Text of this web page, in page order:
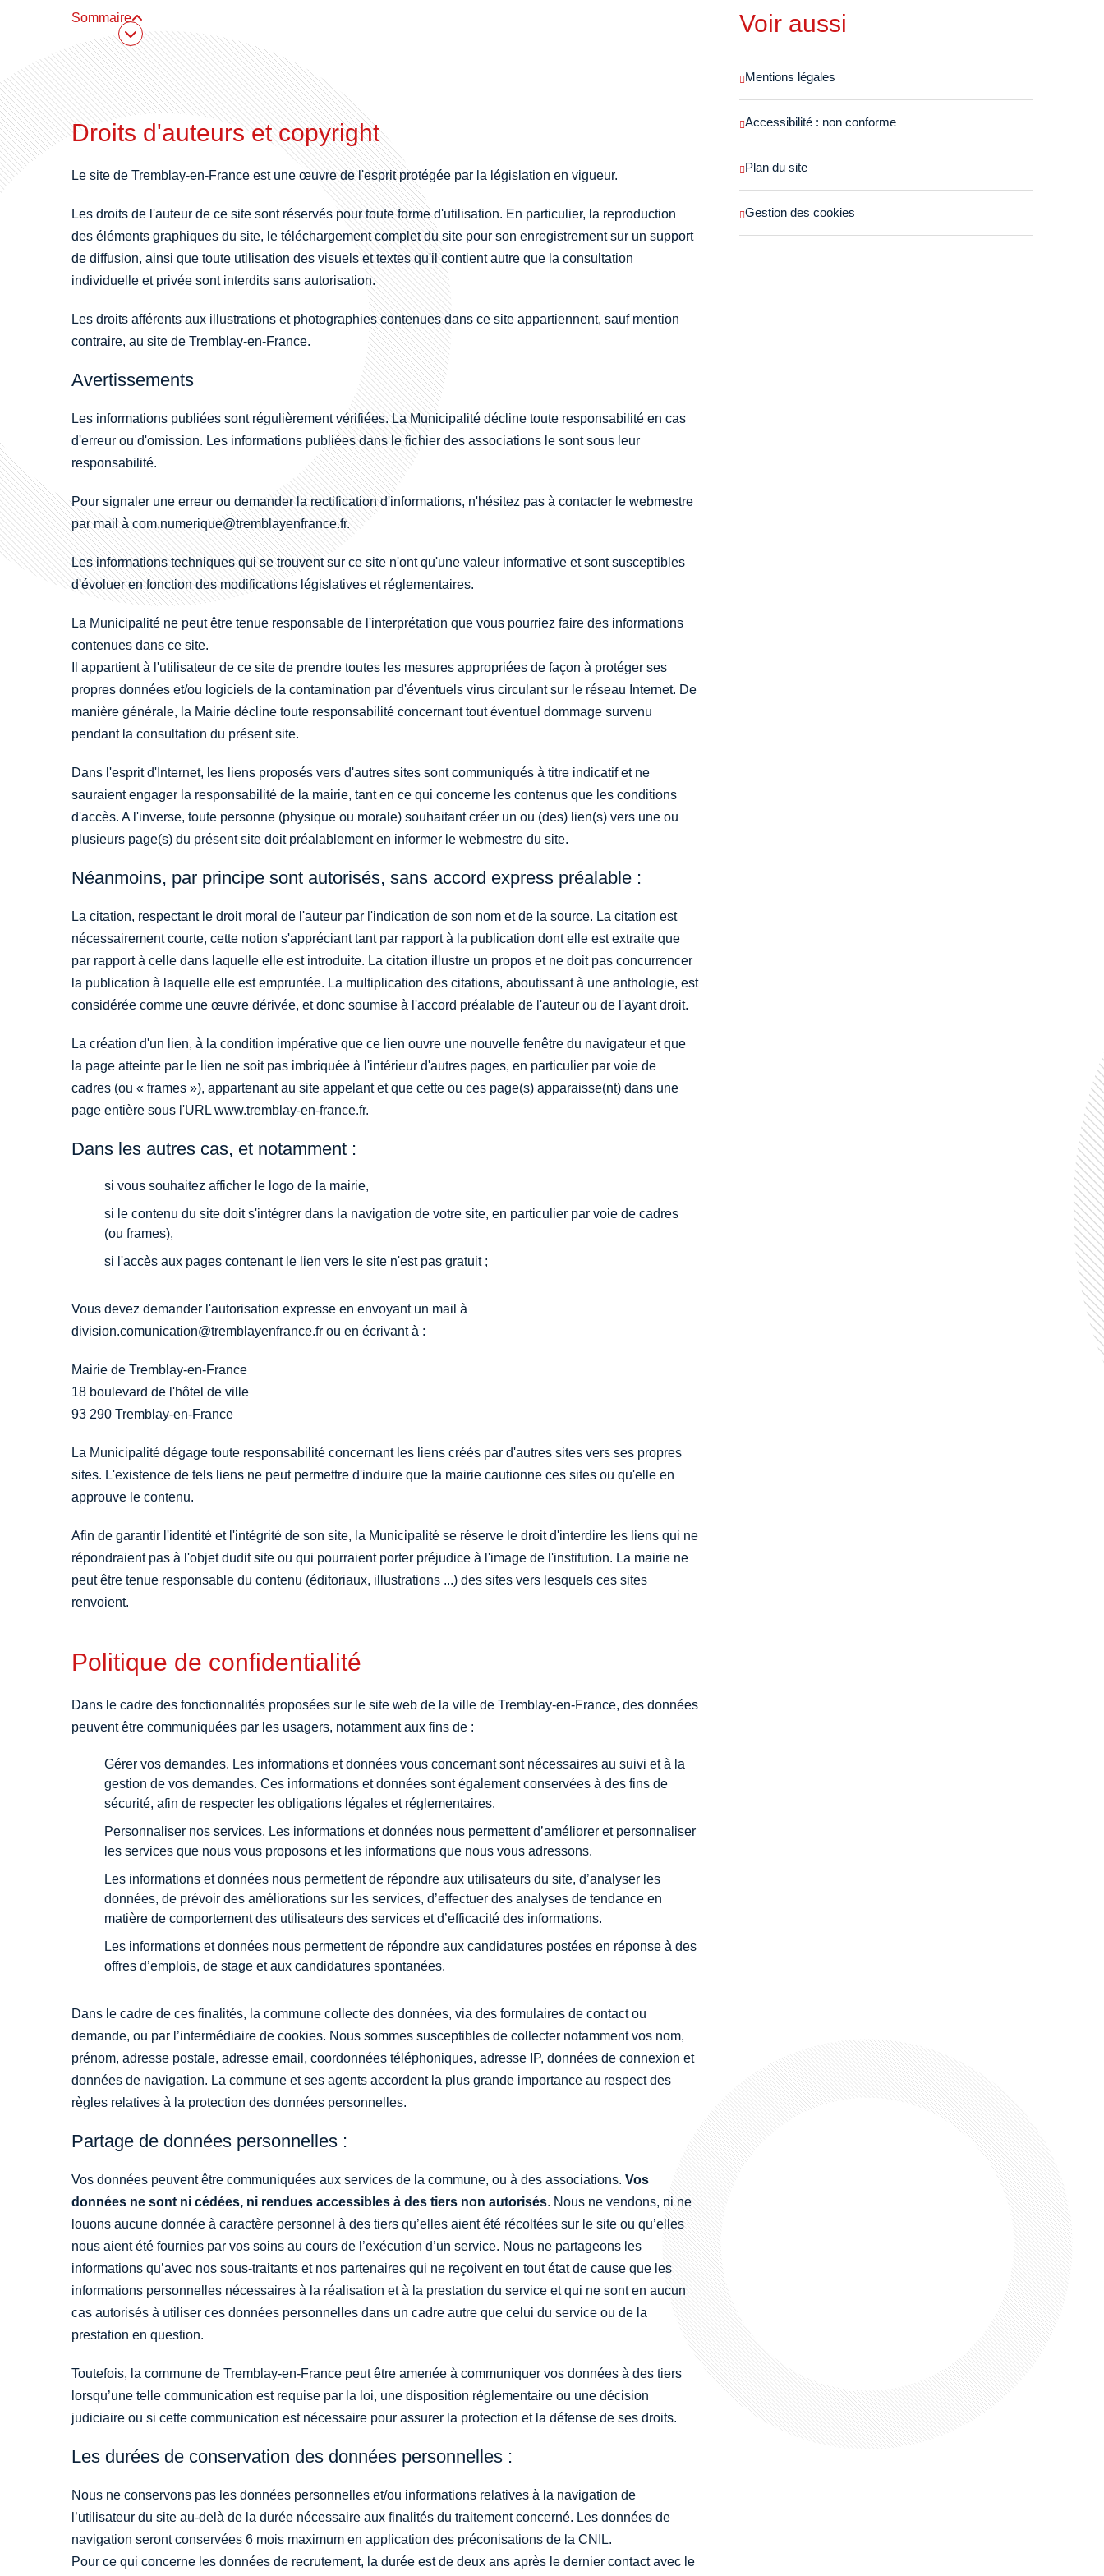
Sommaire
Sommaire
Droits d'auteurs et copyright
Le site de Tremblay-en-France est une œuvre de l'esprit protégée par la législation en vigueur.
Les droits de l'auteur de ce site sont réservés pour toute forme d'utilisation. En particulier, la reproduction
des éléments graphiques du site, le téléchargement complet du site pour son enregistrement sur un support
de diffusion, ainsi que toute utilisation des visuels et textes qu'il contient autre que la consultation
individuelle et privée sont interdits sans autorisation.
Les droits afférents aux illustrations et photographies contenues dans ce site appartiennent, sauf mention
contraire, au site de Tremblay-en-France.
Avertissements
Les informations publiées sont régulièrement vérifiées. La Municipalité décline toute responsabilité en cas
d'erreur ou d'omission. Les informations publiées dans le fichier des associations le sont sous leur
responsabilité.
Pour signaler une erreur ou demander la rectification d'informations, n'hésitez pas à contacter le webmestre
par mail à com.numerique@tremblayenfrance.fr.
Les informations techniques qui se trouvent sur ce site n'ont qu'une valeur informative et sont susceptibles
d'évoluer en fonction des modifications législatives et réglementaires.
La Municipalité ne peut être tenue responsable de l'interprétation que vous pourriez faire des informations
contenues dans ce site.
Il appartient à l'utilisateur de ce site de prendre toutes les mesures appropriées de façon à protéger ses
propres données et/ou logiciels de la contamination par d'éventuels virus circulant sur le réseau Internet. De
manière générale, la Mairie décline toute responsabilité concernant tout éventuel dommage survenu
pendant la consultation du présent site.
Dans l'esprit d'Internet, les liens proposés vers d'autres sites sont communiqués à titre indicatif et ne
sauraient engager la responsabilité de la mairie, tant en ce qui concerne les contenus que les conditions
d'accès. A l'inverse, toute personne (physique ou morale) souhaitant créer un ou (des) lien(s) vers une ou
plusieurs page(s) du présent site doit préalablement en informer le webmestre du site.
Néanmoins, par principe sont autorisés, sans accord express préalable :
La citation, respectant le droit moral de l'auteur par l'indication de son nom et de la source. La citation est
nécessairement courte, cette notion s'appréciant tant par rapport à la publication dont elle est extraite que
par rapport à celle dans laquelle elle est introduite. La citation illustre un propos et ne doit pas concurrencer
la publication à laquelle elle est empruntée. La multiplication des citations, aboutissant à une anthologie, est
considérée comme une œuvre dérivée, et donc soumise à l'accord préalable de l'auteur ou de l'ayant droit.
La création d'un lien, à la condition impérative que ce lien ouvre une nouvelle fenêtre du navigateur et que
la page atteinte par le lien ne soit pas imbriquée à l'intérieur d'autres pages, en particulier par voie de
cadres (ou « frames »), appartenant au site appelant et que cette ou ces page(s) apparaisse(nt) dans une
page entière sous l'URL www.tremblay-en-france.fr.
Dans les autres cas, et notamment :
si vous souhaitez afficher le logo de la mairie,
si le contenu du site doit s'intégrer dans la navigation de votre site, en particulier par voie de cadres
(ou frames),
si l'accès aux pages contenant le lien vers le site n'est pas gratuit ;
Vous devez demander l'autorisation expresse en envoyant un mail à
division.comunication@tremblayenfrance.fr ou en écrivant à :
Mairie de Tremblay-en-France
18 boulevard de l'hôtel de ville
93 290 Tremblay-en-France
La Municipalité dégage toute responsabilité concernant les liens créés par d'autres sites vers ses propres
sites. L'existence de tels liens ne peut permettre d'induire que la mairie cautionne ces sites ou qu'elle en
approuve le contenu.
Afin de garantir l'identité et l'intégrité de son site, la Municipalité se réserve le droit d'interdire les liens qui ne
répondraient pas à l'objet dudit site ou qui pourraient porter préjudice à l'image de l'institution. La mairie ne
peut être tenue responsable du contenu (éditoriaux, illustrations ...) des sites vers lesquels ces sites
renvoient.
Politique de confidentialité
Dans le cadre des fonctionnalités proposées sur le site web de la ville de Tremblay-en-France, des données
peuvent être communiquées par les usagers, notamment aux fins de :
Gérer vos demandes. Les informations et données vous concernant sont nécessaires au suivi et à la
gestion de vos demandes. Ces informations et données sont également conservées à des fins de
sécurité, afin de respecter les obligations légales et réglementaires.
Personnaliser nos services. Les informations et données nous permettent d’améliorer et personnaliser
les services que nous vous proposons et les informations que nous vous adressons.
Les informations et données nous permettent de répondre aux utilisateurs du site, d’analyser les
données, de prévoir des améliorations sur les services, d’effectuer des analyses de tendance en
matière de comportement des utilisateurs des services et d’efficacité des informations.
Les informations et données nous permettent de répondre aux candidatures postées en réponse à des
offres d’emplois, de stage et aux candidatures spontanées.
Dans le cadre de ces finalités, la commune collecte des données, via des formulaires de contact ou
demande, ou par l’intermédiaire de cookies. Nous sommes susceptibles de collecter notamment vos nom,
prénom, adresse postale, adresse email, coordonnées téléphoniques, adresse IP, données de connexion et
données de navigation. La commune et ses agents accordent la plus grande importance au respect des
règles relatives à la protection des données personnelles.
Partage de données personnelles :
Vos données peuvent être communiquées aux services de la commune, ou à des associations. Vos
données ne sont ni cédées, ni rendues accessibles à des tiers non autorisés. Nous ne vendons, ni ne
louons aucune donnée à caractère personnel à des tiers qu’elles aient été récoltées sur le site ou qu’elles
nous aient été fournies par vos soins au cours de l’exécution d’un service. Nous ne partageons les
informations qu’avec nos sous-traitants et nos partenaires qui ne reçoivent en tout état de cause que les
informations personnelles nécessaires à la réalisation et à la prestation du service et qui ne sont en aucun
cas autorisés à utiliser ces données personnelles dans un cadre autre que celui du service ou de la
prestation en question.
Toutefois, la commune de Tremblay-en-France peut être amenée à communiquer vos données à des tiers
lorsqu’une telle communication est requise par la loi, une disposition réglementaire ou une décision
judiciaire ou si cette communication est nécessaire pour assurer la protection et la défense de ses droits.
Les durées de conservation des données personnelles :
Nous ne conservons pas les données personnelles et/ou informations relatives à la navigation de
l’utilisateur du site au-delà de la durée nécessaire aux finalités du traitement concerné. Les données de
navigation seront conservées 6 mois maximum en application des préconisations de la CNIL.
Pour ce qui concerne les données de recrutement, la durée est de deux ans après le dernier contact avec le
Voir aussi
Mentions légales
Accessibilité : non conforme
Plan du site
Gestion des cookies